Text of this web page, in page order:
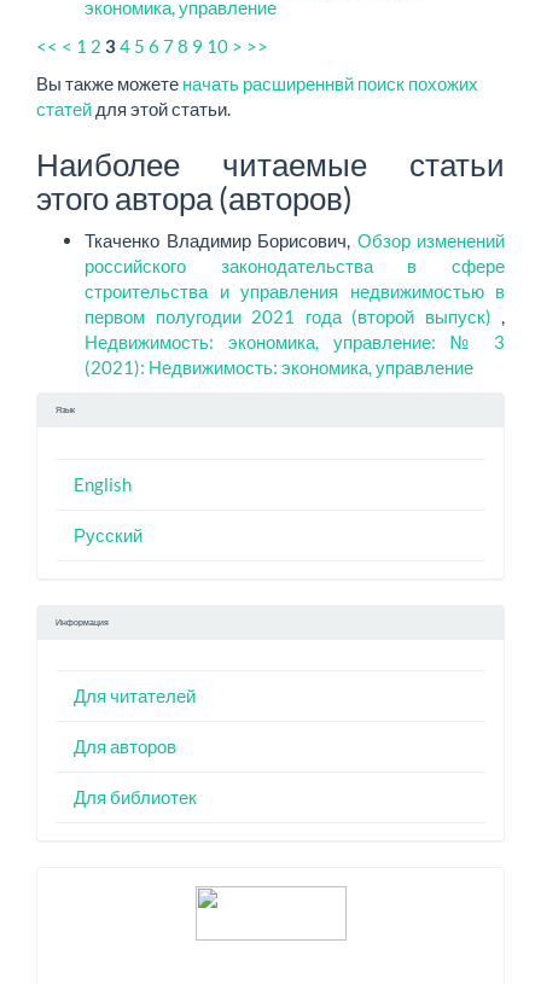
экономика, управление
<< < 1 2 34 5 6 78 9 10 > >>
Вы также можете начать расширеннвй поиск похожих
статей для этой статьи.
Наиболее читаемые статьи
этого автора (авторов)
Ткаченко Владимир Борисович, Обзор изменений
российского законодательства в сфере
строительства и управления недвижимостью в
первом полугодии 2021 года (второй выпуск) ,
Недвижимость: экономика, управление: № 3
(2021): Недвижимость: экономика, управление
Язык
English
Русский
Информация
Для читателей
Для авторов
Для библиотек